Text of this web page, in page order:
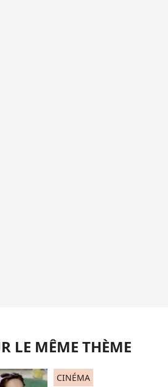
LE MÊME THÈME
CINÉMA